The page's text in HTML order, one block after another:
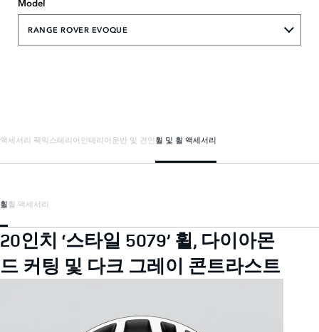
Model
RANGE ROVER EVOQUE
액세서리 팩익스테리어인테리어운반 및 견인휠 및 휠 액세서리
휠휠 액세서리
20인치 ‘스타일 5079’ 휠, 다이아몬
드 커팅 및 다크 그레이 콘트라스트